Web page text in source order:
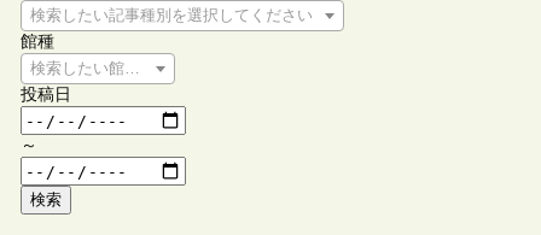
検索したい記事種別を選択してください
館種
検索したい館種を選択してください
投稿日
～
検索